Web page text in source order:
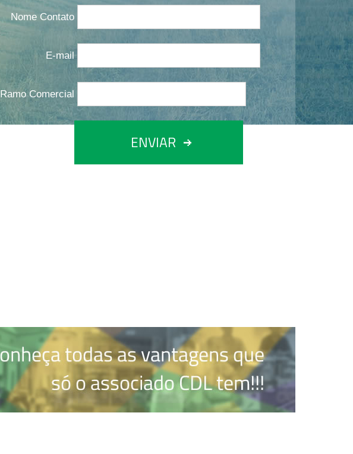
Nome Contato
E-mail
Ramo Comercial
ENVIAR